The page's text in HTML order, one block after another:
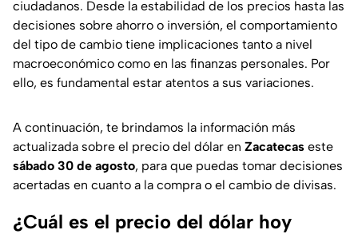
ciudadanos. Desde la estabilidad de los precios hasta las
decisiones sobre ahorro o inversión, el comportamiento
del tipo de cambio tiene implicaciones tanto a nivel
macroeconómico como en las finanzas personales. Por
ello, es fundamental estar atentos a sus variaciones.
A continuación, te brindamos la información más
actualizada sobre el precio del dólar en Zacatecas este
sábado 30 de agosto, para que puedas tomar decisiones
acertadas en cuanto a la compra o el cambio de divisas.
¿Cuál es el precio del dólar hoy